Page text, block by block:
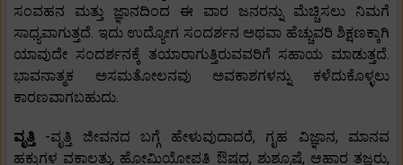
ಸಂವಹನ ಮತ್ತು ಜ್ಞಾನದಿಂದ ಈ ವಾರ ಜನರನ್ನು ಮೆಚ್ಚಿಸಲು ನಿಮಗೆ
ಸಾಧ್ಯವಾಗುತ್ತದೆ. ಇದು ಉದ್ಯೋಗ ಸಂದರ್ಶನ ಅಥವಾ ಹೆಚ್ಚುವರಿ ಶಿಕ್ಷಣಕ್ಕಾಗಿ
ಯಾವುದೇ ಸಂದರ್ಶನಕ್ಕೆ ತಯಾರಾಗುತ್ತಿರುವವರಿಗೆ ಸಹಾಯ ಮಾಡುತ್ತದೆ.
ಭಾವನಾತ್ಮಕ ಅಸಮತೋಲನವು ಅವಕಾಶಗಳನ್ನು ಕಳೆದುಕೊಳ್ಳಲು
ಕಾರಣವಾಗಬಹುದು.
ವೃತ್ತಿ -ವೃತ್ತಿ ಜೀವನದ ಬಗ್ಗೆ ಹೇಳುವುದಾದರೆ, ಗೃಹ ವಿಜ್ಞಾನ, ಮಾನವ
ಹಕ್ಕುಗಳ ವಕಾಲತ್ತು, ಹೋಮಿಯೋಪತಿ ಔಷಧ, ಶುಶ್ರೂಷೆ, ಆಹಾರ ತಜ್ಞರು,